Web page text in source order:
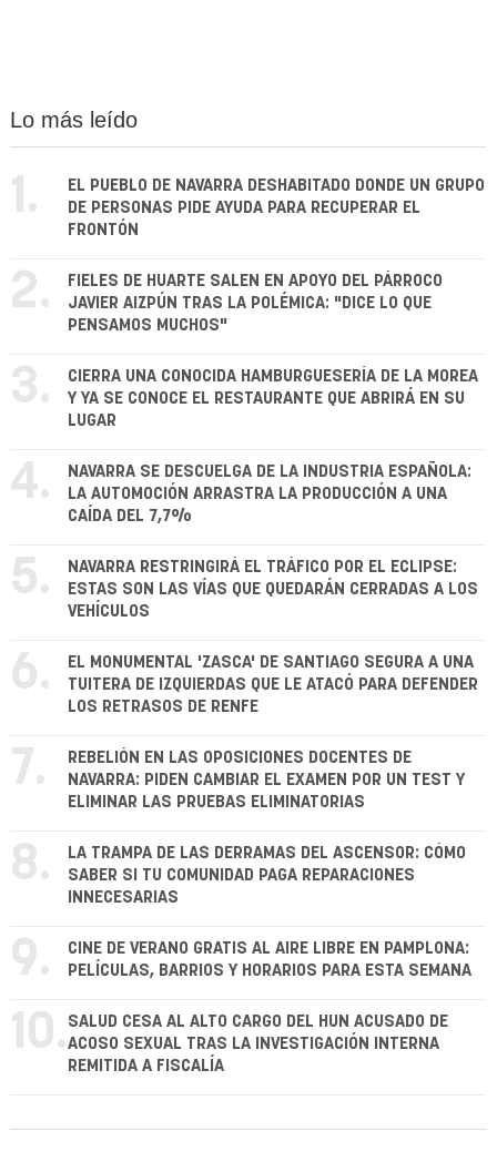
Lo más leído
1.
EL PUEBLO DE NAVARRA DESHABITADO DONDE UN GRUPO
DE PERSONAS PIDE AYUDA PARA RECUPERAR EL
FRONTÓN
2.
FIELES DE HUARTE SALEN EN APOYO DEL PÁRROCO
JAVIER AIZPÚN TRAS LA POLÉMICA: "DICE LO QUE
PENSAMOS MUCHOS"
3.
CIERRA UNA CONOCIDA HAMBURGUESERÍA DE LA MOREA
Y YA SE CONOCE EL RESTAURANTE QUE ABRIRÁ EN SU
LUGAR
4.
NAVARRA SE DESCUELGA DE LA INDUSTRIA ESPAÑOLA:
LA AUTOMOCIÓN ARRASTRA LA PRODUCCIÓN A UNA
CAÍDA DEL 7,7%
5.
NAVARRA RESTRINGIRÁ EL TRÁFICO POR EL ECLIPSE:
ESTAS SON LAS VÍAS QUE QUEDARÁN CERRADAS A LOS
VEHÍCULOS
6.
EL MONUMENTAL 'ZASCA' DE SANTIAGO SEGURA A UNA
TUITERA DE IZQUIERDAS QUE LE ATACÓ PARA DEFENDER
LOS RETRASOS DE RENFE
7.
REBELIÓN EN LAS OPOSICIONES DOCENTES DE
NAVARRA: PIDEN CAMBIAR EL EXAMEN POR UN TEST Y
ELIMINAR LAS PRUEBAS ELIMINATORIAS
8.
LA TRAMPA DE LAS DERRAMAS DEL ASCENSOR: CÓMO
SABER SI TU COMUNIDAD PAGA REPARACIONES
INNECESARIAS
9.
CINE DE VERANO GRATIS AL AIRE LIBRE EN PAMPLONA:
PELÍCULAS, BARRIOS Y HORARIOS PARA ESTA SEMANA
10. SALUD CESA AL ALTO CARGO DEL HUN ACUSADO DE
ACOSO SEXUAL TRAS LA INVESTIGACIÓN INTERNA
REMITIDA A FISCALÍA